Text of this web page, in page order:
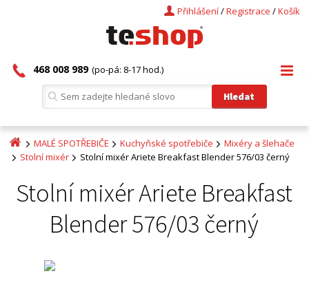
Košík
/
Registrace
/
Přihlášení
468 008 989 (po-pá: 8-17 hod.)
MALÉ SPOTŘEBIČE Kuchyňské spotřebiče
Mixéry a šlehače
Stolní mixér
Stolní mixér Ariete Breakfast Blender 576/03 černý
Stolní mixér Ariete Breakfast
Blender 576/03 černý